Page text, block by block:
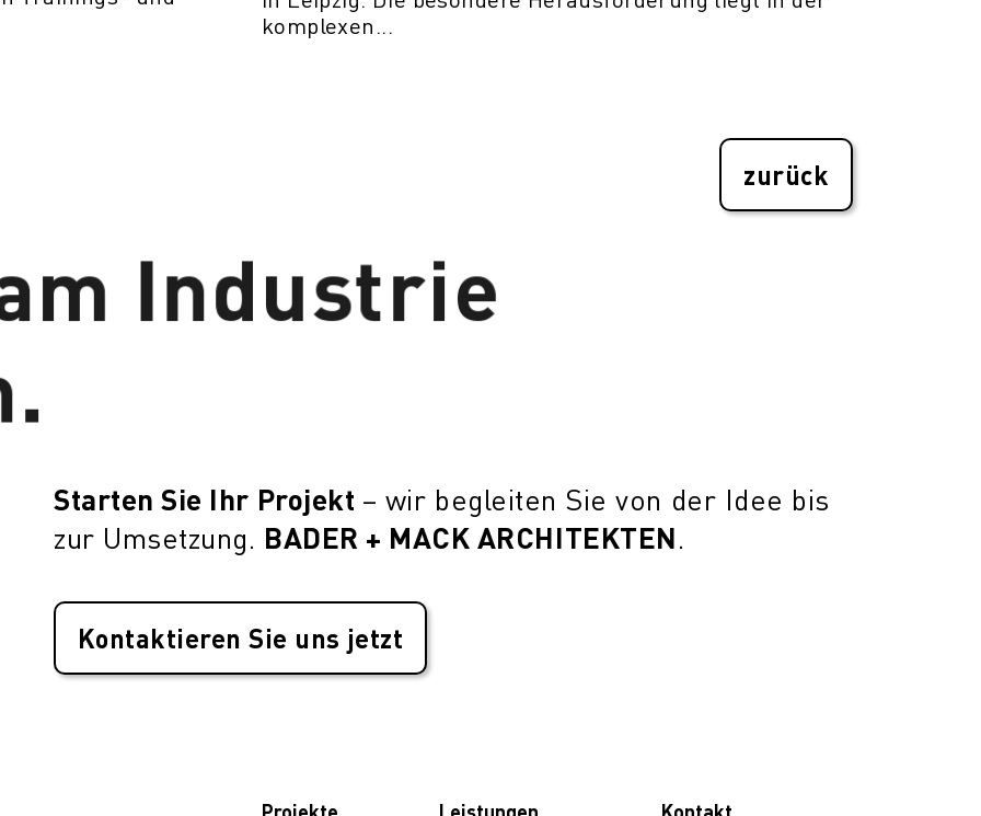
komplexen...
zurück
Industrie
Starten Sie Ihr Projekt – wir begleiten Sie von der Idee bis
zur Umsetzung. BADER + MACK ARCHITEKTEN.
Kontaktieren Sie uns jetzt